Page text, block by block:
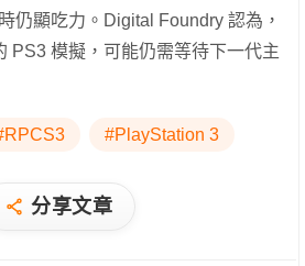
仍顯吃力。Digital Foundry 認為，
PS3 模擬，可能仍需等待下一代主
#PlayStation 3
分享文章